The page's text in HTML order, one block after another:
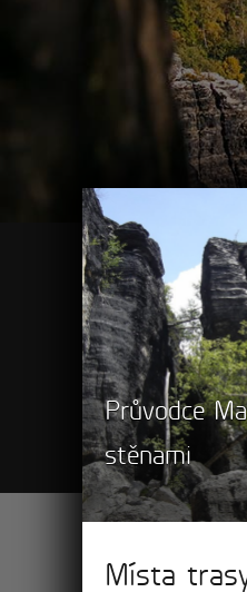
Průvodce
stěnami
Místa